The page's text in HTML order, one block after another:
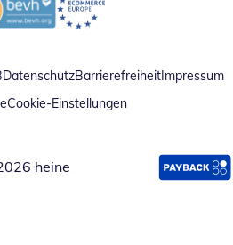
in neuem FensterÖffnet in neuem Fenster
DatenschutzBarrierefreiheit Impressum
Cookie-Einstellungen
heine